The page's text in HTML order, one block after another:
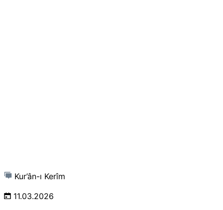
Kur’ân-ı Kerîm
11.03.2026